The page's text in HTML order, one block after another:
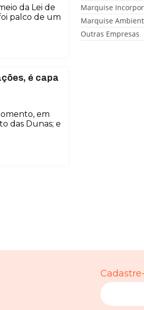
da Lei de
palco de um
é capa
em
das Dunas; e
Marquise
Marquise
Outras Empresas